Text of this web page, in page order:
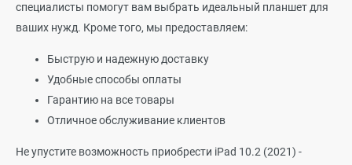
специалисты помогут вам выбрать идеальный планшет для
ваших нужд. Кроме того, мы предоставляем:
Быструю и надежную доставку
Удобные способы оплаты
Гарантию на все товары
Отличное обслуживание клиентов
Не упустите возможность приобрести iPad 10.2 (2021) -